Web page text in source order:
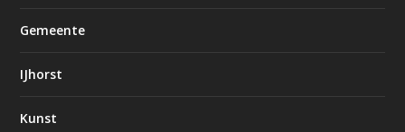
Gemeente
IJhorst
Kunst